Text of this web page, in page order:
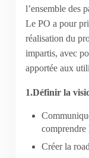
l’ensemble des
Le PO a pour
réalisation du
impartis, avec
apportée aux
1.Définir la
comprendre
Créer la